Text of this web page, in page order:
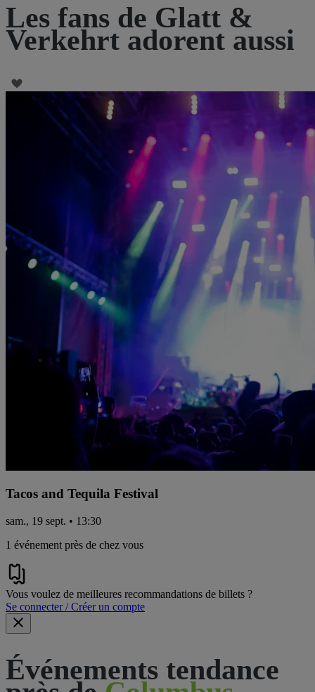
Les fans de Glatt &
Verkehrt adorent aussi
Tacos and Tequila Festival
sam., 19 sept. • 13:30
1 événement près de chez vous
Vous voulez de meilleures recommandations de billets ?
Se connecter / Créer un compte
Événements tendance